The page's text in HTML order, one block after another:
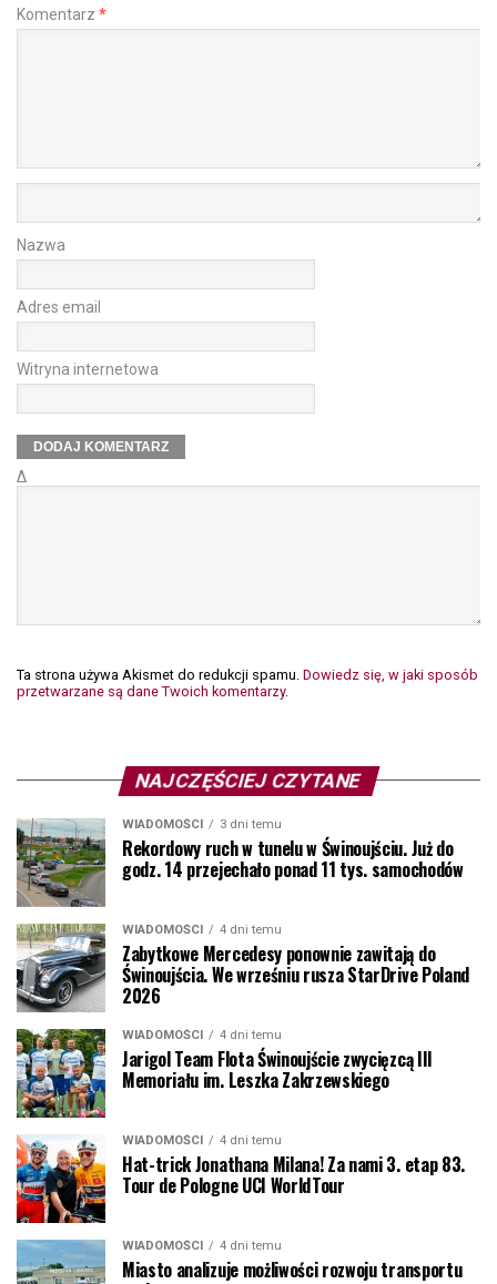
Komentarz *
Nazwa
Adres email
Witryna internetowa
Δ
Ta strona używa Akismet do redukcji spamu. Dowiedz się, w jaki sposób
przetwarzane są dane Twoich komentarzy.
NAJCZĘŚCIEJ CZYTANE
WIADOMOŚCI 3 dni temu
Rekordowy ruch w tunelu w Świnoujściu. Już do
godz. 14 przejechało ponad 11 tys. samochodów
WIADOMOŚCI 4 dni temu
Zabytkowe Mercedesy ponownie zawitają do
Świnoujścia. We wrześniu rusza StarDrive Poland
2026
WIADOMOŚCI 4 dni temu
Jarigol Team Flota Świnoujście zwycięzcą III
Memoriału im. Leszka Zakrzewskiego
WIADOMOŚCI 4 dni temu
Hat-trick Jonathana Milana! Za nami 3. etap 83.
Tour de Pologne UCI WorldTour
WIADOMOŚCI 4 dni temu
Miasto analizuje możliwości rozwoju transportu